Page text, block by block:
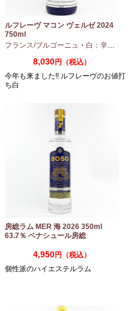
ルフレーヴ マコン ヴェルゼ 2024
750ml
フランス/ブルゴーニュ ・ 白：辛口
8,030円（税込）
今年も来ました!! ルフレーヴのお値打
ち白
房総ラム MER 海 2026 350ml
63.7％ ベナシュール房総
4,950円（税込）
個性派のハイエステルラム